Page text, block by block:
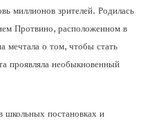
миллионов зрителей. Родилась
Протвино, расположенном в
мечтала о том, чтобы стать
проявляла необыкновенный
школьных постановках и